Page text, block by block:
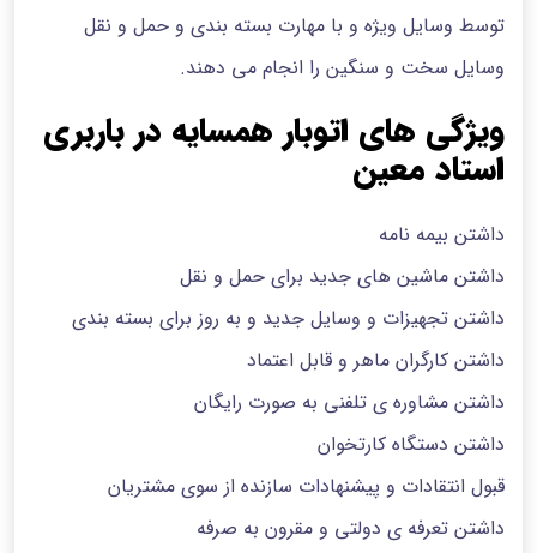
توسط وسایل ویژه و با مهارت بسته بندی و حمل و نقل
وسایل سخت و سنگین را انجام می دهند.
ویژگی های اتوبار همسایه در باربری
استاد معین
داشتن بیمه نامه
داشتن ماشین های جدید برای حمل و نقل
داشتن تجهیزات و وسایل جدید و به روز برای بسته بندی
داشتن کارگران ماهر و قابل اعتماد
داشتن مشاوره ی تلفنی به صورت رایگان
داشتن دستگاه کارتخوان
قبول انتقادات و پیشنهادات سازنده از سوی مشتریان
داشتن تعرفه ی دولتی و مقرون به صرفه